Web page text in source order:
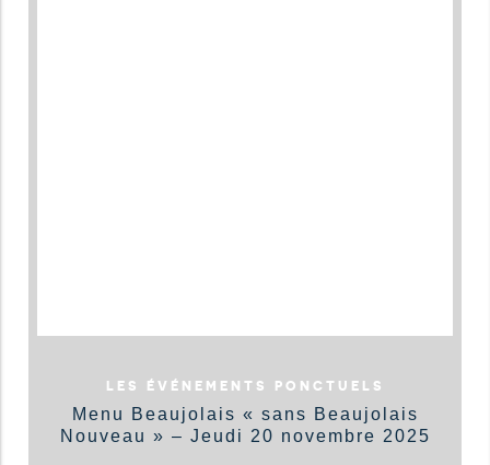
LES ÉVÉNEMENTS PONCTUELS
Menu Beaujolais « sans Beaujolais
Nouveau » – Jeudi 20 novembre 2025